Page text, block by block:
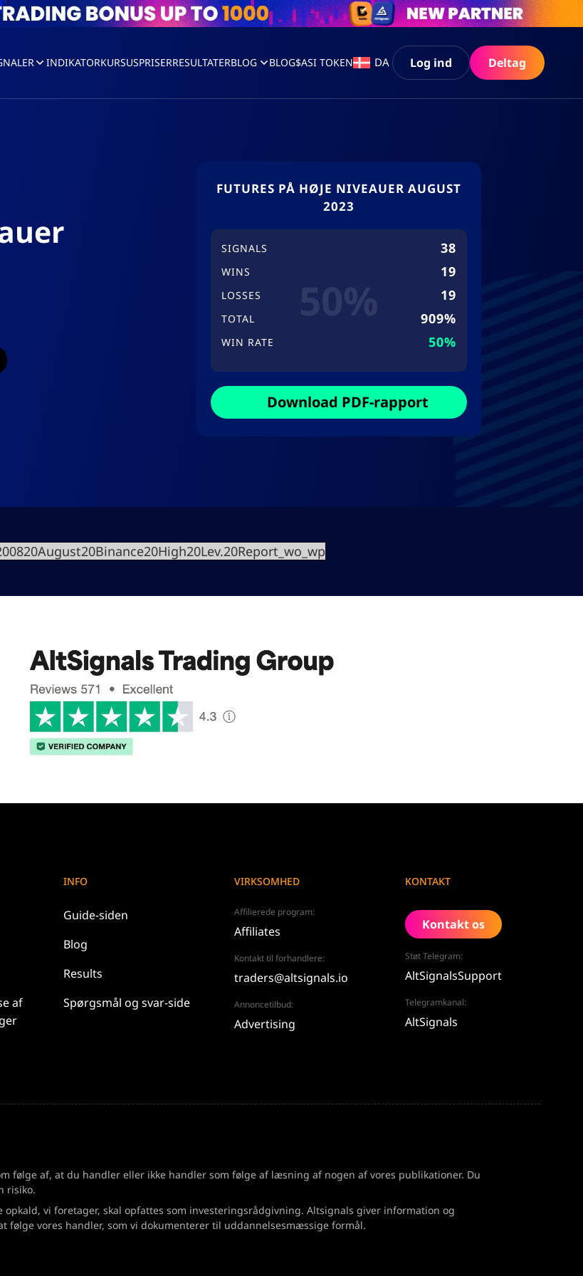
INDIKATORKURSUSPRISERRESULTATERBLOG BLOG$ASI TOKEN DA Log ind Deltag
FUTURES PÅ HØJE NIVEAUER AUGUST
2023
SIGNALS 38
WINS 19
LOSSES 19
TOTAL 909%
WIN RATE 50%
Download PDF-rapport
af
INFO
Guide-siden
Blog
Results
Spørgsmål og svar-side
VIRKSOMHED
Affilierede program:
Affiliates
Kontakt til forhandlere:
traders@altsignals.io
Annoncetilbud:
Advertising
KONTAKT
Kontakt os
Støt Telegram:
AltSignalsSupport
Telegramkanal:
AltSignals
følge af, at du handler eller ikke handler som følge af læsning af nogen af vores publikationer. Du
risiko.
vi foretager, skal opfattes som investeringsrådgivning. Altsignals giver information og
følge vores handler, som vi dokumenterer til uddannelsesmæssige formål.